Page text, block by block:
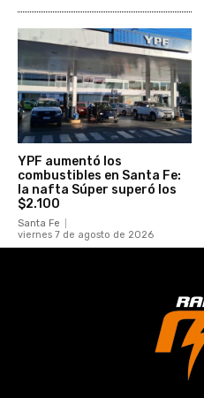
YPF aumentó los
combustibles en Santa Fe:
la nafta Súper superó los
$2.100
Santa Fe
viernes 7 de agosto de 2026